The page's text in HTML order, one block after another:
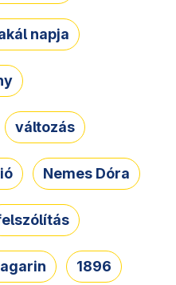
napja
változás
Nemes Dóra
1896